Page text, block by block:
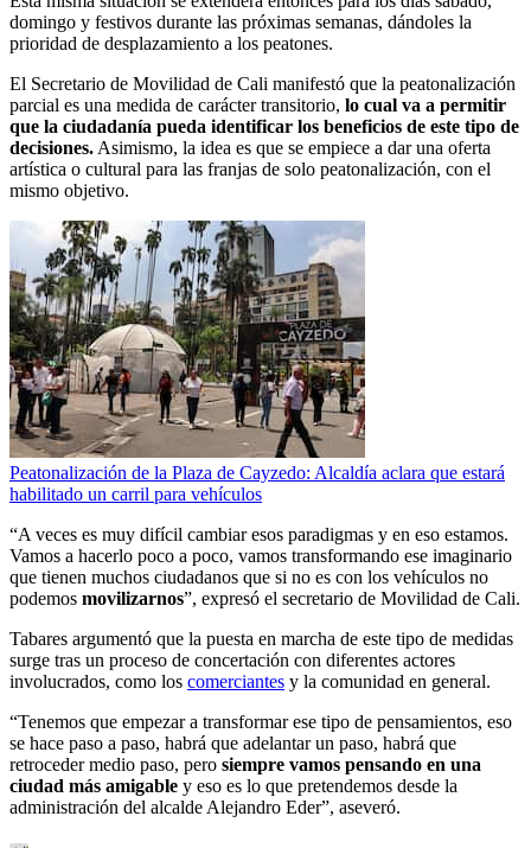
domingo y festivos durante las próximas semanas, dándoles la
prioridad de desplazamiento a los peatones.
El Secretario de Movilidad de Cali manifestó que la peatonalización
parcial es una medida de carácter transitorio, lo cual va a permitir
que la ciudadanía pueda identificar los beneficios de este tipo de
decisiones. Asimismo, la idea es que se empiece a dar una oferta
artística o cultural para las franjas de solo peatonalización, con el
mismo objetivo.
Peatonalización de la Plaza de Cayzedo: Alcaldía aclara que estará
habilitado un carril para vehículos
“A veces es muy difícil cambiar esos paradigmas y en eso estamos.
Vamos a hacerlo poco a poco, vamos transformando ese imaginario
que tienen muchos ciudadanos que si no es con los vehículos no
podemos movilizarnos”, expresó el secretario de Movilidad de Cali.
Tabares argumentó que la puesta en marcha de este tipo de medidas
surge tras un proceso de concertación con diferentes actores
involucrados, como los comerciantes y la comunidad en general.
“Tenemos que empezar a transformar ese tipo de pensamientos, eso
se hace paso a paso, habrá que adelantar un paso, habrá que
retroceder medio paso, pero siempre vamos pensando en una
ciudad más amigable y eso es lo que pretendemos desde la
administración del alcalde Alejandro Eder”, aseveró.